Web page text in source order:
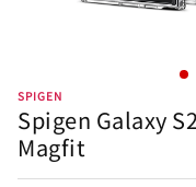
SPIGEN
Spigen Galaxy
Magfit